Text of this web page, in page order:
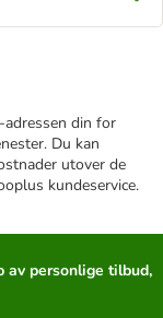
din for
Du kan
utover de
kundeservice.
av personlige tilbud,